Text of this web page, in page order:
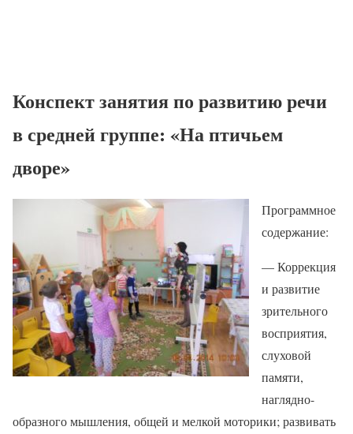
Конспект занятия по развитию речи
в средней группе: «На птичьем
дворе»
Программное
содержание:
— Коррекция
и развитие
зрительного
восприятия,
слуховой
памяти,
наглядно-
образного мышления, общей и мелкой моторики; развивать